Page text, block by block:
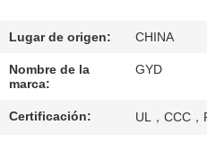
DE
CALIDAD
Lugar de origen: CHINA
Nombre de la
marca:
GYD
Certificación: UL，CCC